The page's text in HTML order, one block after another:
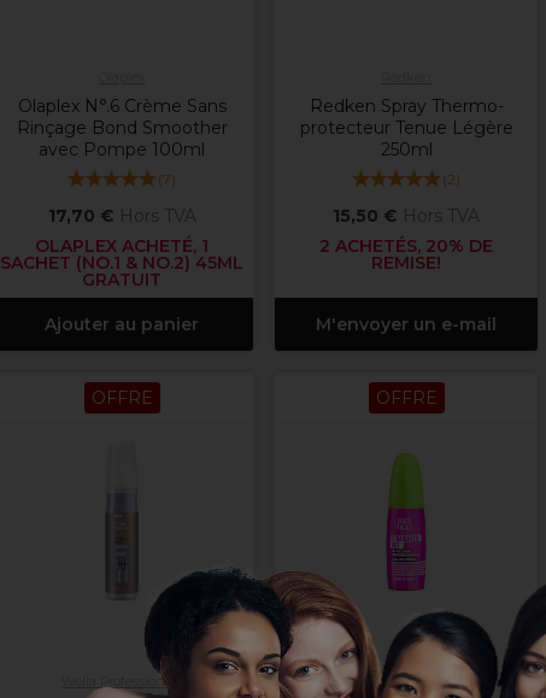
Olaplex N°.6 Crème Sans
Rinçage Bond Smoother
avec Pompe 100ml
(7)
17,70 € Hors TVA
OLAPLEX ACHETÉ, 1
SACHET (NO.1 & NO.2) 45ML
GRATUIT
Ajouter au panier
Redken Spray Thermo-
protecteur Tenue Légère
250ml
(2)
15,50 € Hors TVA
2 ACHETÉS, 20% DE
REMISE!
M'envoyer un e-mail
OFFRE
Wella Professionals
OFFRE
Tigi